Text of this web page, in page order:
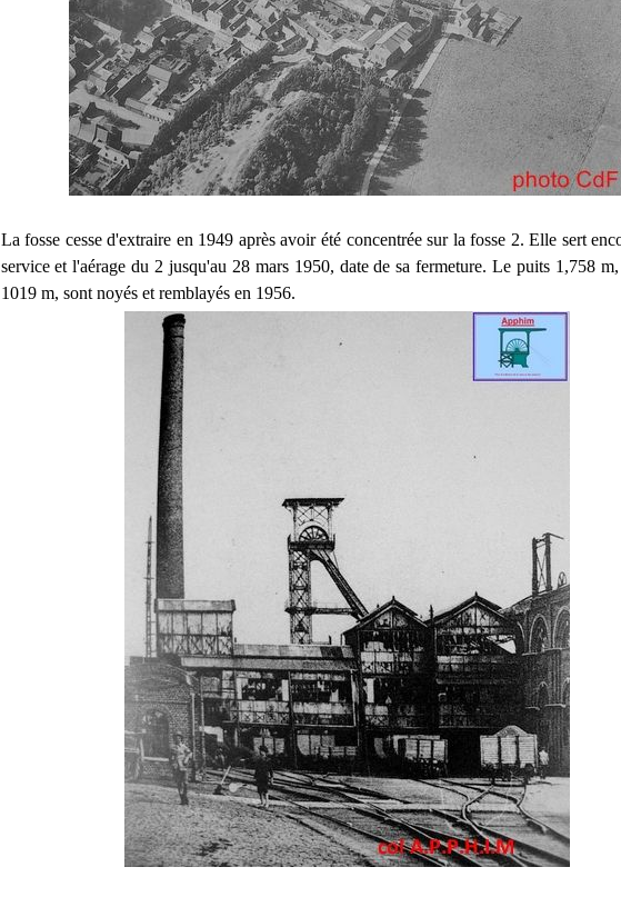
La fosse cesse d'extraire en 1949 après avoir été concentrée sur la fosse 2. Elle sert
service et l'aérage du 2 jusqu'au 28 mars 1950, date de sa fermeture. Le puits 1,758
1019 m, sont noyés et remblayés en 1956.